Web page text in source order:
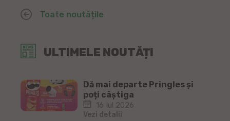
ULTIMELE NOUTĂȚI
Dă mai departe Pringles și
poți câștiga
16 Iul 2026
Vezi detalii
Toate noutățile